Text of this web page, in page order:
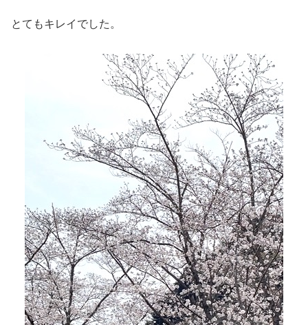
とてもキレイでした。